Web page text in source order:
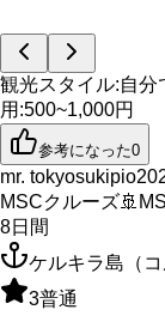
観光スタイル:自分
用 :500~1,000円
参考になった0
mr. tokyosukipio
MSCクルーズ🚢
8日間
ケルキラ島（コ
3普通